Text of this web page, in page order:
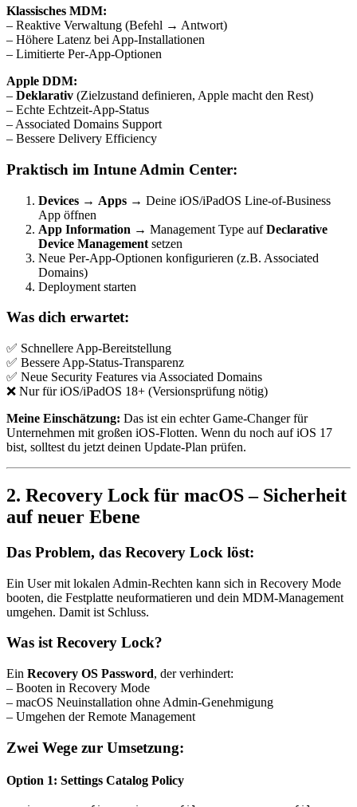
Klassisches MDM:
– Reaktive Verwaltung (Befehl → Antwort)
– Höhere Latenz bei App-Installationen
– Limitierte Per-App-Optionen
Apple DDM:
– Deklarativ (Zielzustand definieren, Apple macht den Rest)
– Echte Echtzeit-App-Status
– Associated Domains Support
– Bessere Delivery Efficiency
Praktisch im Intune Admin Center:
Devices → Apps → Deine iOS/iPadOS Line-of-Business
App öffnen
App Information → Management Type aufDeclarative
Device Management setzen
Neue Per-App-Optionen konfigurieren (z.B. Associated
Domains)
Deployment starten
Was dich erwartet:
✅ Schnellere App-Bereitstellung
✅ Bessere App-Status-Transparenz
✅ Neue Security Features via Associated Domains
❌ Nur für iOS/iPadOS 18+ (Versionsprüfung nötig)
Meine Einschätzung: Das ist ein echter Game-Changer für
Unternehmen mit großen iOS-Flotten. Wenn du noch auf iOS 17
bist, solltest du jetzt deinen Update-Plan prüfen.
2. Recovery Lock für macOS – Sicherheit
auf neuer Ebene
Das Problem, das Recovery Lock löst:
Ein User mit lokalen Admin-Rechten kann sich in Recovery Mode
booten, die Festplatte neuformatieren und dein MDM-Management
umgehen. Damit ist Schluss.
Was ist Recovery Lock?
Ein Recovery OS Password, der verhindert:
– Booten in Recovery Mode
– macOS Neuinstallation ohne Admin-Genehmigung
– Umgehen der Remote Management
Zwei Wege zur Umsetzung:
Option 1: Settings Catalog Policy